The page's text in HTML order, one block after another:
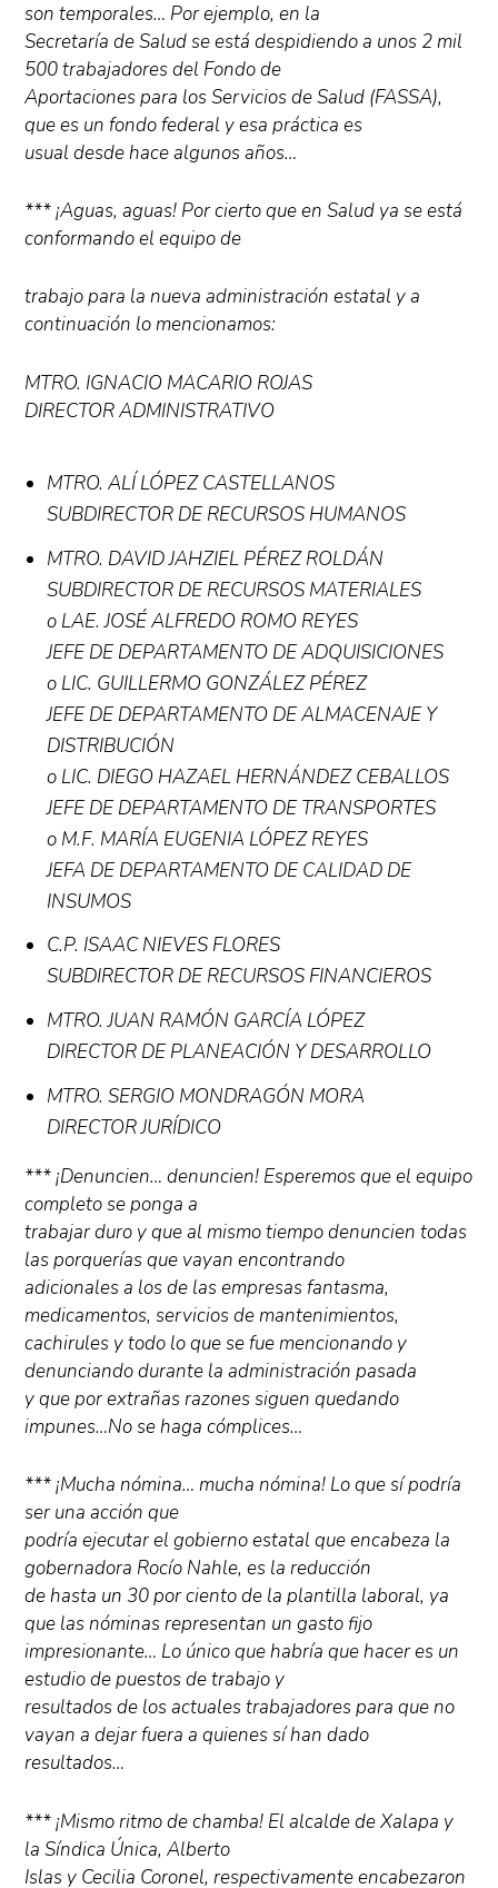
son temporales… Por ejemplo, en la
Secretaría de Salud se está despidiendo a unos 2 mil
500 trabajadores del Fondo de
Aportaciones para los Servicios de Salud (FASSA),
que es un fondo federal y esa práctica es
usual desde hace algunos años…
*** ¡Aguas, aguas! Por cierto que en Salud ya se está
conformando el equipo de
trabajo para la nueva administración estatal y a
continuación lo mencionamos:
MTRO. IGNACIO MACARIO ROJAS
DIRECTOR ADMINISTRATIVO
MTRO. ALÍ LÓPEZ CASTELLANOS
SUBDIRECTOR DE RECURSOS HUMANOS
MTRO. DAVID JAHZIEL PÉREZ ROLDÁN
SUBDIRECTOR DE RECURSOS MATERIALES
o LAE. JOSÉ ALFREDO ROMO REYES
JEFE DE DEPARTAMENTO DE ADQUISICIONES
o LIC. GUILLERMO GONZÁLEZ PÉREZ
JEFE DE DEPARTAMENTO DE ALMACENAJE Y
DISTRIBUCIÓN
o LIC. DIEGO HAZAEL HERNÁNDEZ CEBALLOS
JEFE DE DEPARTAMENTO DE TRANSPORTES
o M.F. MARÍA EUGENIA LÓPEZ REYES
JEFA DE DEPARTAMENTO DE CALIDAD DE
INSUMOS
C.P. ISAAC NIEVES FLORES
SUBDIRECTOR DE RECURSOS FINANCIEROS
MTRO. JUAN RAMÓN GARCÍA LÓPEZ
DIRECTOR DE PLANEACIÓN Y DESARROLLO
MTRO. SERGIO MONDRAGÓN MORA
DIRECTOR JURÍDICO
*** ¡Denuncien… denuncien! Esperemos que el equipo
completo se ponga a
trabajar duro y que al mismo tiempo denuncien todas
las porquerías que vayan encontrando
adicionales a los de las empresas fantasma,
medicamentos, servicios de mantenimientos,
cachirules y todo lo que se fue mencionando y
denunciando durante la administración pasada
y que por extrañas razones siguen quedando
impunes…No se haga cómplices…
*** ¡Mucha nómina… mucha nómina! Lo que sí podría
ser una acción que
podría ejecutar el gobierno estatal que encabeza la
gobernadora Rocío Nahle, es la reducción
de hasta un 30 por ciento de la plantilla laboral, ya
que las nóminas representan un gasto fijo
impresionante… Lo único que habría que hacer es un
estudio de puestos de trabajo y
resultados de los actuales trabajadores para que no
vayan a dejar fuera a quienes sí han dado
resultados…
*** ¡Mismo ritmo de chamba! El alcalde de Xalapa y
la Síndica Única, Alberto
Islas y Cecilia Coronel, respectivamente encabezaron